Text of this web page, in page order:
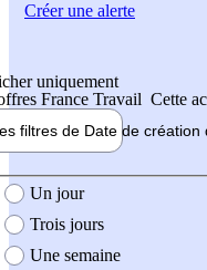
uniquement
France Travail Cette
filtres de Date de création
création de l'offre
Un jour
Trois jours
Une semaine
Créer une alerte